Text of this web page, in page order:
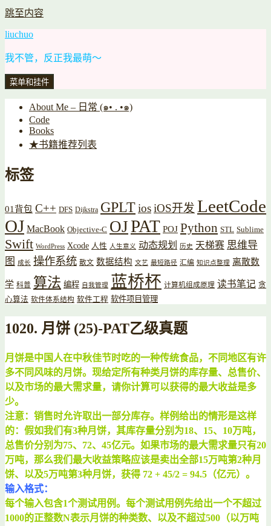
跳至内容
liuchuo
我不管，反正我最萌～
菜单和挂件
About Me – 日常 (๑• . •๑)
Code
Books
★书籍推荐列表
标签
01背包 C++ DFS Dijkstra GPLTiosiOS开发 LeetCode
OJ MacBook Objective-C OJPAT POJ Python STL Sublime
Swift WordPress Xcode 人性 人生意义 动态规划 历史 天梯赛 思维导
图
成长 操作系统 散文 数据结构 文艺 最短路径 汇编 知识点整理 离散数
学 科普 算法 编程 自我管理 蓝桥杯 计算机组成原理 读书笔记 贪
心算法 软件体系结构 软件工程 软件项目管理
1020. 月饼 (25)-PAT乙级真题
月饼是中国人在中秋佳节时吃的一种传统食品，不同地区有许
多不同风味的月饼。现给定所有种类月饼的库存量、总售价、
以及市场的最大需求量，请你计算可以获得的最大收益是多
少。
注意：销售时允许取出一部分库存。样例给出的情形是这样
的：假如我们有3种月饼，其库存量分别为18、15、10万吨，
总售价分别为75、72、45亿元。如果市场的最大需求量只有20
万吨，那么我们最大收益策略应该是卖出全部15万吨第2种月
饼、以及5万吨第3种月饼，获得 72 + 45/2 = 94.5（亿元）。
输入格式：
每个输入包含1个测试用例。每个测试用例先给出一个不超过
1000的正整数N表示月饼的种类数、以及不超过500（以万吨